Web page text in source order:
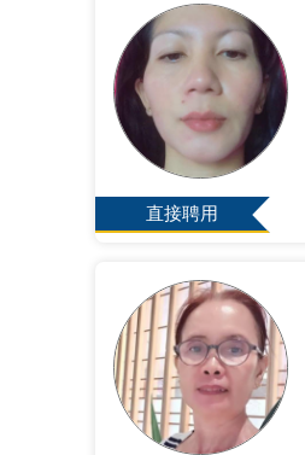
直接聘用